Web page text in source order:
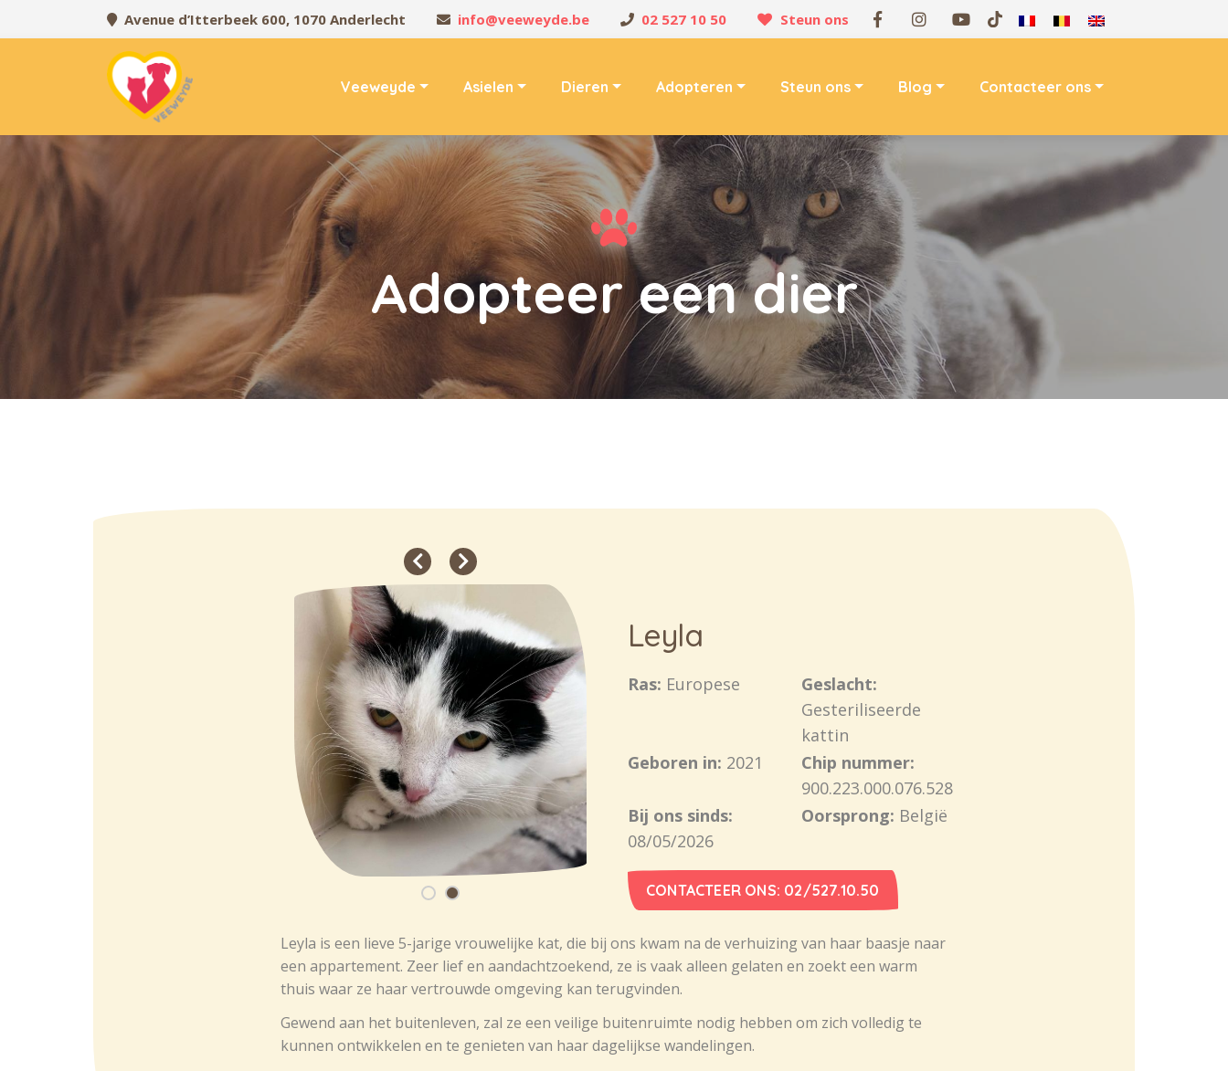
Avenue d’Itterbeek 600, 1070 Anderlecht info@veeweyde.be 02 527 10 50 Steun ons
Veeweyde Asielen Dieren Adopteren Steun ons Blog Contacteer ons
Adopteer een dier
Leyla
Ras: Europese
Geslacht:
Gesteriliseerde
kattin
Geboren in: 2021
Chip nummer:
900.223.000.076.528
Bij ons sinds:
08/05/2026
Oorsprong: België
CONTACTEER ONS: 02/527.10.50
Leyla is een lieve 5-jarige vrouwelijke kat, die bij ons kwam na de verhuizing van haar baasje naar
een appartement. Zeer lief en aandachtzoekend, ze is vaak alleen gelaten en zoekt een warm
thuis waar ze haar vertrouwde omgeving kan terugvinden.
Gewend aan het buitenleven, zal ze een veilige buitenruimte nodig hebben om zich volledig te
kunnen ontwikkelen en te genieten van haar dagelijkse wandelingen.